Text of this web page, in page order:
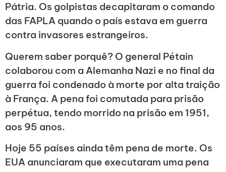
Pátria. Os golpistas decapitaram o comando
das FAPLA quando o país estava em guerra
contra invasores estrangeiros.
Querem saber porquê? O general Pétain
colaborou com a Alemanha Nazi e no final da
guerra foi condenado à morte por alta traição
à França. A pena foi comutada para prisão
perpétua, tendo morrido na prisão em 1951,
aos 95 anos.
Hoje 55 países ainda têm pena de morte. Os
EUA anunciaram que executaram uma pena